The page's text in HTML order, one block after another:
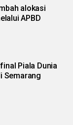
alokasi
APBD
Piala Dunia
Semarang